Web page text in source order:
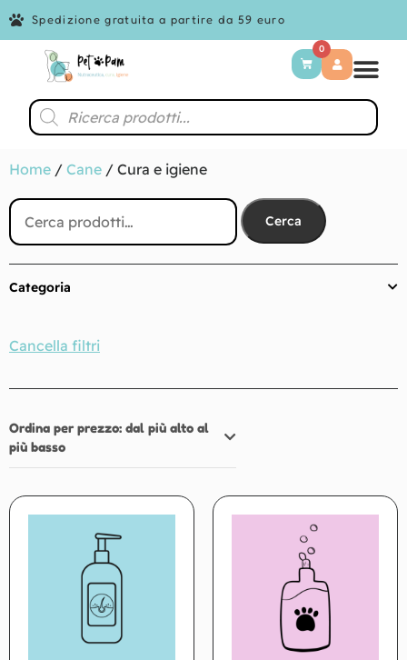
Spedizione gratuita a partire da 59 euro
0
Home / Cane / Cura e igiene
Cerca
Categoria
Cancella filtri
Ordina per prezzo: dal più alto al
più basso